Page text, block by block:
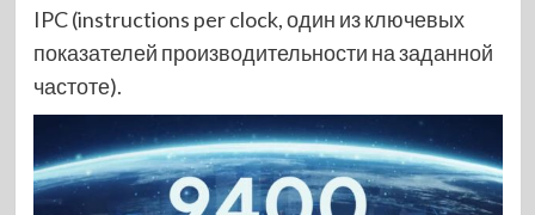
IPC (instructions per clock, один из ключевых
показателей производительности на заданной
частоте).